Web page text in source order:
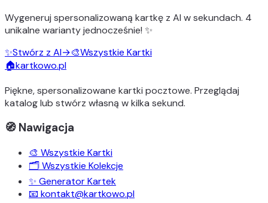
Wygeneruj spersonalizowaną kartkę z AI w sekundach. 4
unikalne wariantyjednocześnie! ✨
✨Stwórz z AI→🎨Wszystkie Kartki
🏠kartkowo.pl
Piękne, spersonalizowane kartki pocztowe. Przeglądaj
katalog lub stwórz własną w kilka sekund.
🧭 Nawigacja
🎨 Wszystkie Kartki
🗂️ Wszystkie Kolekcje
✨ Generator Kartek
📧 kontakt@kartkowo.pl